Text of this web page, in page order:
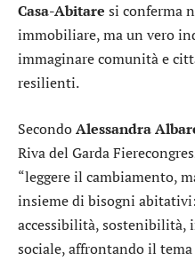
Casa-Abitare si conferma
immobiliare, ma un vero
immaginare comunità e
resilienti.
SecondoAlessandra
Riva del Garda
“leggere il cambiamento,
insieme di bisogni
accessibilità, sostenibilità,
sociale, affrontando il